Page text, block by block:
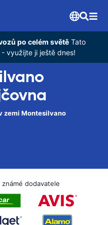
po celém světě Tato
využijte ji ještě dnes!
zemi Montesilvano
dodavatele